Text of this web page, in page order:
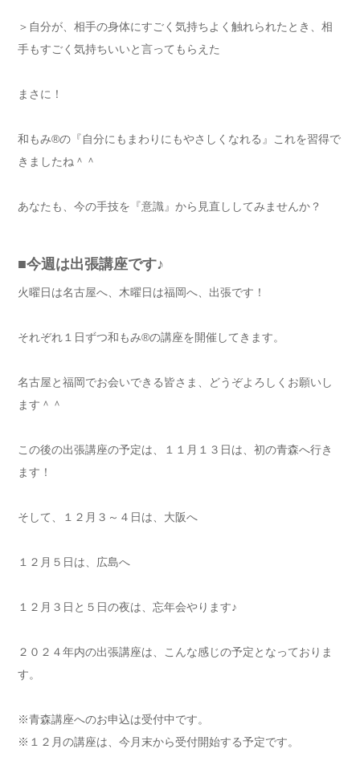
＞自分が、相手の身体にすごく気持ちよく触れられたとき、相
手もすごく気持ちいいと言ってもらえた
まさに！
和もみ®の『自分にもまわりにもやさしくなれる』これを習得で
きましたね＾＾
あなたも、今の手技を『意識』から見直ししてみませんか？
■今週は出張講座です♪
火曜日は名古屋へ、木曜日は福岡へ、出張です！
それぞれ１日ずつ和もみ®の講座を開催してきます。
名古屋と福岡でお会いできる皆さま、どうぞよろしくお願いし
ます＾＾
この後の出張講座の予定は、１１月１３日は、初の青森へ行き
ます！
そして、１２月３～４日は、大阪へ
１２月５日は、広島へ
１２月３日と５日の夜は、忘年会やります♪
２０２４年内の出張講座は、こんな感じの予定となっておりま
す。
※青森講座へのお申込は受付中です。
※１２月の講座は、今月末から受付開始する予定です。